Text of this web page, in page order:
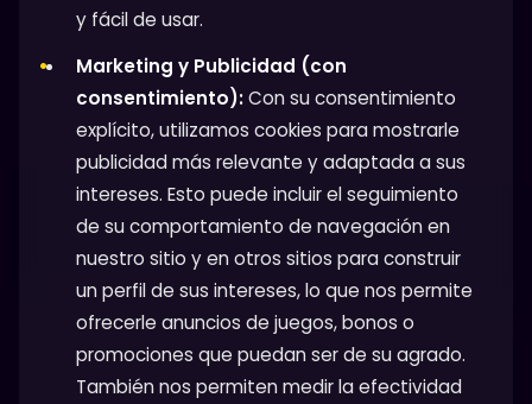
y fácil de usar.
Marketing y Publicidad (con
consentimiento):Con su consentimiento
explícito, utilizamos cookies para mostrarle
publicidad más relevante y adaptada a sus
intereses. Esto puede incluir el seguimiento
de su comportamiento de navegación en
nuestro sitio y en otros sitios para construir
un perfil de sus intereses, lo que nos permite
ofrecerle anuncios de juegos, bonos o
promociones que puedan ser de su agrado.
También nos permiten medir la efectividad